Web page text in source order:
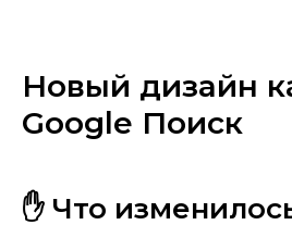
Новый дизайн
Google Поиск
✋ Что